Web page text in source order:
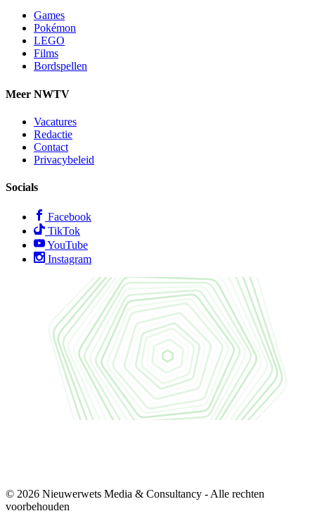
Games
Pokémon
LEGO
Films
Bordspellen
Meer NWTV
Vacatures
Redactie
Contact
Privacybeleid
Socials
Facebook
TikTok
YouTube
Instagram
© 2026 Nieuwerwets Media & Consultancy - Alle rechten
voorbehouden